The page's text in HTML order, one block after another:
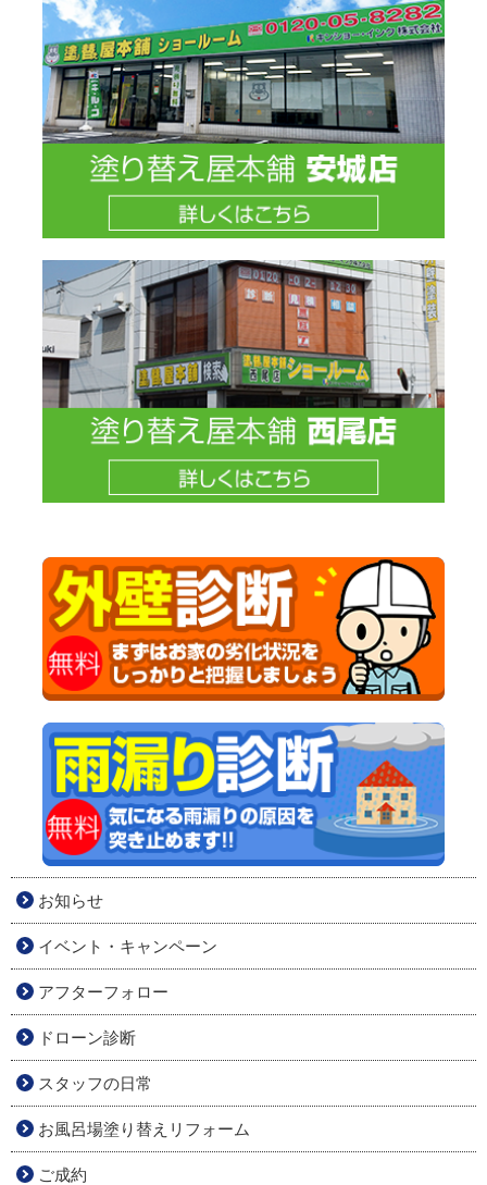
お知らせ
イベント・キャンペーン
アフターフォロー
ドローン診断
スタッフの日常
お風呂場塗り替えリフォーム
ご成約